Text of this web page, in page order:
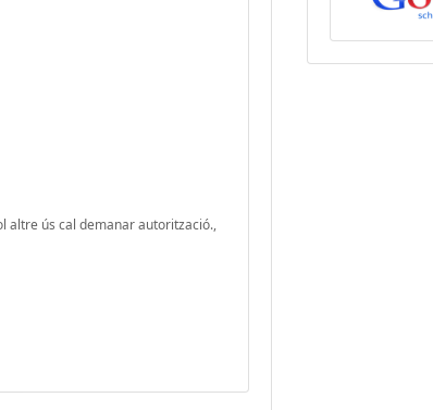
altre ús cal demanar autorització.,